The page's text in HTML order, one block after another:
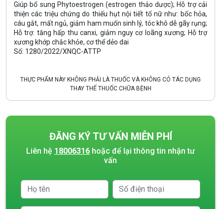
Giúp bổ sung Phytoestrogen (estrogen thảo dược); Hỗ trợ cải
thiện các triệu chứng do thiếu hụt nội tiết tố nữ như: bốc hỏa,
cáu gắt, mất ngủ, giảm ham muốn sinh lý, tóc khô dễ gãy rụng;
Hỗ trợ: tăng hấp thu canxi, giảm nguy cơ loãng xương; Hỗ trợ
xương khớp chắc khỏe, cơ thể dẻo dai
Số: 1280/2022/XNQC-ATTP
THỰC PHẨM NÀY KHÔNG PHẢI LÀ THUỐC VÀ KHÔNG CÓ TÁC DỤNG
THAY THẾ THUỐC CHỮA BỆNH
ĐĂNG KÝ TƯ VẤN MIỄN PHÍ
Liên hệ 18006316 hoặc để lại thông tin nhận tư
vấn